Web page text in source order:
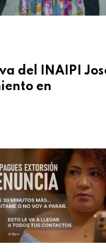
del INAIPI
en